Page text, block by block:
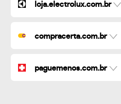
loja.electrolux.com.br
compracerta.com.br
paguemenos.com.br